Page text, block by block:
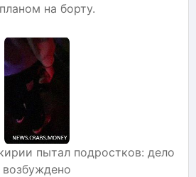
на борту.
пытал подростков: дело
возбуждено